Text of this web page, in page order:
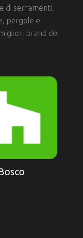
di serramenti,
pergole e
brand del